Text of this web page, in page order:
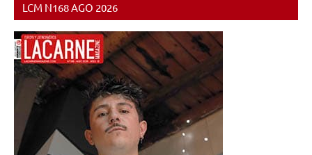
NOTICIAS
LCM N168 AGO 2026